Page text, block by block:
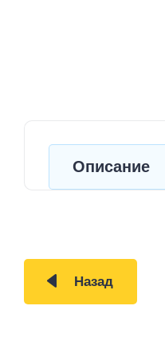
Описание
Назад